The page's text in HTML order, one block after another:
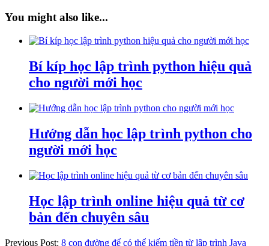
You might also like...
Bí kíp học lập trình python hiệu quả
cho người mới học
Hướng dẫn học lập trình python cho
người mới học
Học lập trình online hiệu quả từ cơ
bản đến chuyên sâu
Previous Post: 8 con đường để có thể kiếm tiền từ lập trình Java